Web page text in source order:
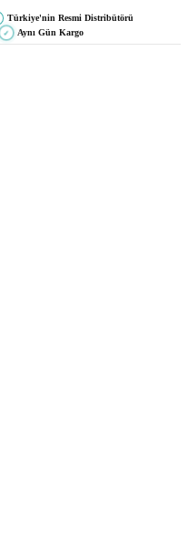
Türkiye'nin Resmi Distribütörü
✓ Aynı Gün Kargo